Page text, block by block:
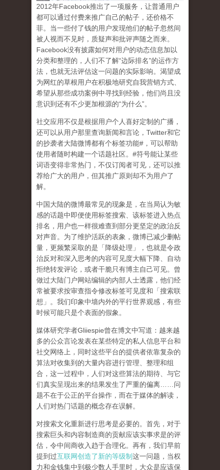
2012年Facebook推出了一项服务，让普通用户
都可以通过付费来推广自己的帖子，还价格不
菲。当一些付了钱的用户发现他们的帖子忽然间
被人视而不见时，质疑声和批评声随之而来。
Facebook没有披露如何对用户的动态信息加以
分类和整理的，人们不了解“边际排名”的运作方
法，也就无法评估这一问题的实际影响。渴望成
为网红的草根用户在积极地研究自我营销方式、
希望从那些成功案例中寻找到经验，他们尚且没
意识到 还有不少更加根源的“为什么”。
社交应用不仅是根据用户个人喜好定制的广播，
还可以从用户那里查询新闻和言论， Twitter和它
的抄袭者大陆微博都有个标签功能# ，可以帮助
使用者随时构建一个话题社区。 #符号能让某些
词语变得非常热门，不仅订阅者可见，还可以推
荐给广大的用户，但其推广原则却不为用户了
解。
中国大陆的微博最常见的现象是，在当局认为敏
感的话题中即便使用标签搜索、该标签进入热点
排名，用户也一样很难查到部分更坚定的政治反
对声音。为了维护活跃的表象，微博已减少删帖
量，更频繁采取的是「降级处理」，也就是令政
治反对和深入思考的内容可见度大幅下降、自动
拒绝转发评论，或者干脆只有博主自己可见。曾
做过大陆门户网站编辑的内部人士透露，他们经
常被要求按审查指令修改标签可见度和「搜索联
想」。 我们印象中墙内外的平行世界观感，有些
时候可能只是个表面的假象。
媒体研究学者Gliiespie曾在博文中写道：越来越
多的公众言论发表在某些特定的私人信息平台和
社交网络上，同时这些平台的提供者依靠复杂的
算法对收集到的大量内容进行管理、整理和组
合，这一过程中，人们对这些算法的期待、与它
们真实呈现出来的结果发生了严重的偏离
问
题不在于公正的平台操作，而在于媒体的解读，
人们对热门话题的概念存在误解。
对搜索文化重新进行思考是必要的。首先，对于
搜索巨头和内容制造商的贡献应该实事求是的评
估，令中间商收入趋于合理化。再有，我们早前
提到过互联网创造了新的等级制这一问题，当权
力和金钱集中到极少数人手里时，大众是应该保